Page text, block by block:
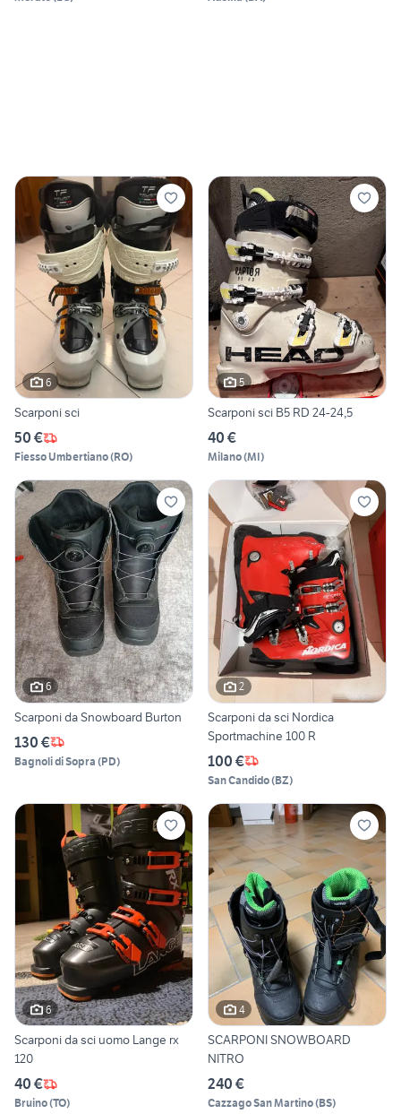
6
Scarponi sci
50 €
Fiesso Umbertiano(RO)
5
Scarponi sci B5 RD 24-24,5
40 €
Milano(MI)
6
Scarponi da Snowboard Burton
130 €
Bagnoli di Sopra (PD)
2
Scarponi da sci Nordica
Sportmachine 100 R
100 €
San Candido(BZ)
6
Scarponi da sci uomo Lange rx
120
40 €
Bruino(TO)
4
SCARPONI SNOWBOARD
NITRO
240 €
Cazzago San Martino(BS)